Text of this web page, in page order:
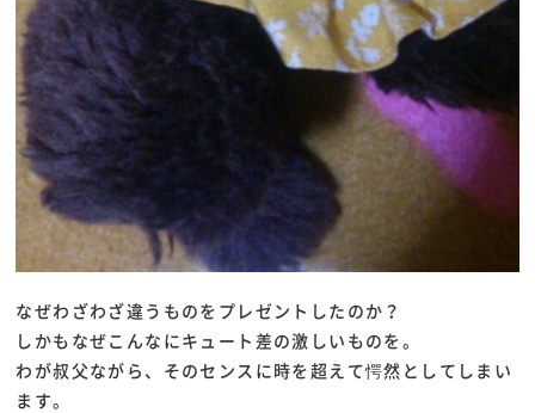
なぜわざわざ違うものをプレゼントしたのか？
しかもなぜこんなにキュート差の激しいものを。
わが叔父ながら、そのセンスに時を超えて愕然としてしまい
ます。